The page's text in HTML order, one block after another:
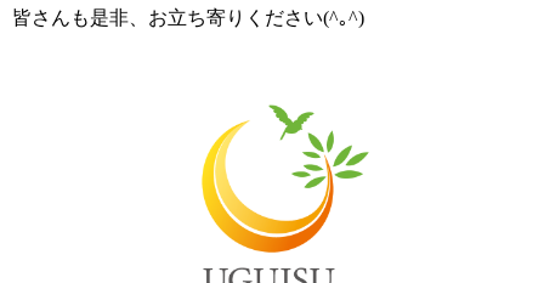
皆さんも是非、お立ち寄りください(^｡^)